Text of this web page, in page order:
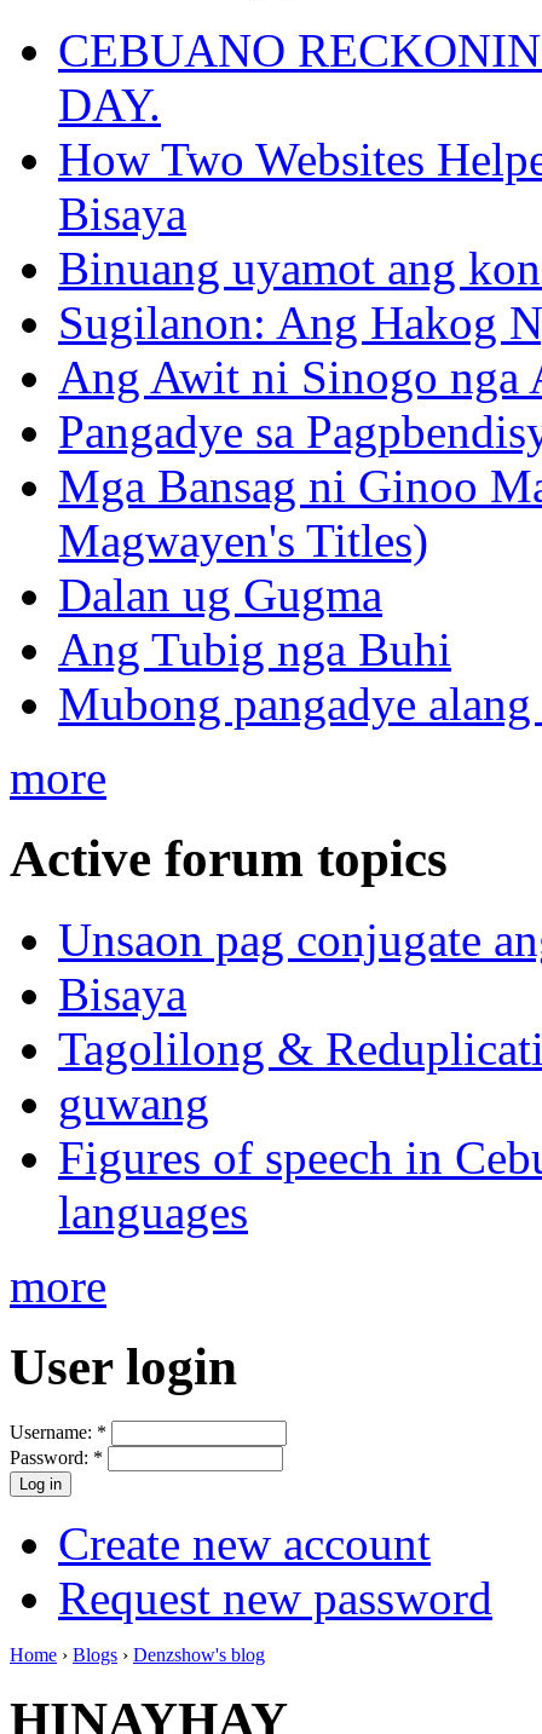
CEBUANO
DAY.
How Two Websites
Bisaya
Binuang uyamot ang
Sugilanon: Ang Hakog
Ang Awit ni Sinogo nga
Pangadye sa
Mga Bansag ni Ginoo
Magwayen's Titles)
Dalan ug Gugma
Ang Tubig nga Buhi
Mubong pangadye
more
Active forum topics
Unsaon pag conjugate
Bisaya
Tagolilong &
guwang
Figures of speech in
languages
more
User login
Username: *
Password: *
Create new account
Request new password
Home › Blogs › Denzshow's blog
HINAYHAY